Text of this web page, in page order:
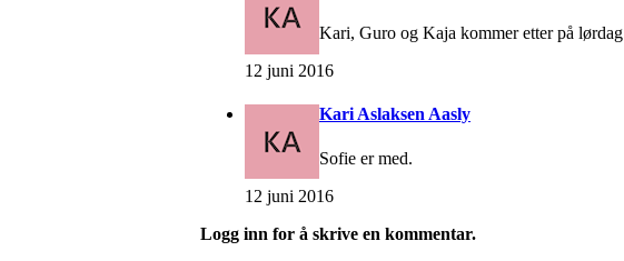
Kari, Guro og Kaja kommer etter på lørdag
12 juni 2016
Kari Aslaksen Aasly
Sofie er med.
12 juni 2016
Logg inn for å skrive en kommentar.